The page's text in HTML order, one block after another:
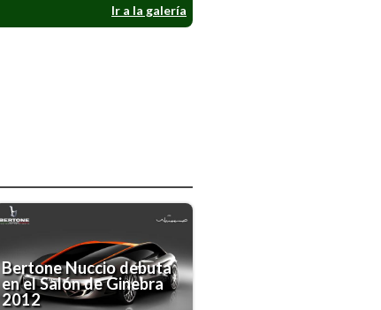
Ir a la galería
Bertone Nuccio debuta
en el Salón de Ginebra
2012